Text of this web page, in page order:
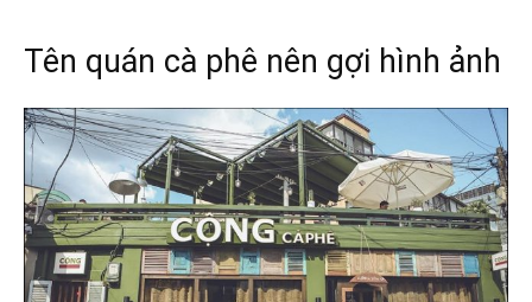
Tên quán cà phê nên gợi hình ảnh